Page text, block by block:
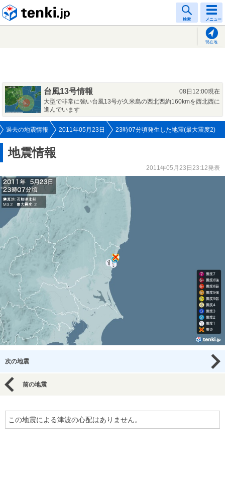
検索 メニュー
現在地
台風13号情報
08日12:00現在
大型で非常に強い台風13号が久米島の西北西約160kmを西北西に
進んでいます
過去の地震情報 2011年05月23日 23時07分頃発生した地震(最大震度2)
地震情報
2011年05月23日23:12発表
次の地震
前の地震
この地震による津波の心配はありません。